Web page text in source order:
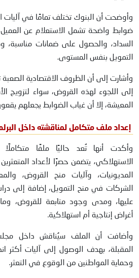
وأوضحت أن البنوك تختلف تمامًا في آليات
ضوابط واضحة تشمل الاستعلام عن
السداد، والحصول على ضمانات
التمويل بنفس المستوى.
وأشارت إلى أن الظروف الاقتصادية الصعبة
إلى اللجوء لهذه القروض، سواء لتزويج
المعيشة، إلا أن غياب الضوابط يجعلهم
إعداد ملف متكامل لمناقشته داخل
وأكدت أنها تُعد حاليًا ملفًا
الاستهلاكي، يتضمن حصرًا لأعداد
المديونيات، وآليات منح القروض،
الشركات في منح التمويل، إضافة إلى
عليها، ومدى وجود متابعة للقروض،
أغراض إنتاجية أم استهلاكية.
وأضافت أن الملف سيُناقش داخل
المقبلة، بهدف الوصول إلى آليات أكثر
وحماية المواطنين من الوقوع في التعثر.